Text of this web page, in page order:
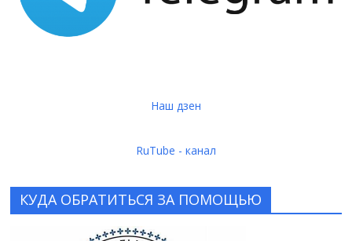
Наш дзен
RuTube - канал
КУДА ОБРАТИТЬСЯ ЗА ПОМОЩЬЮ